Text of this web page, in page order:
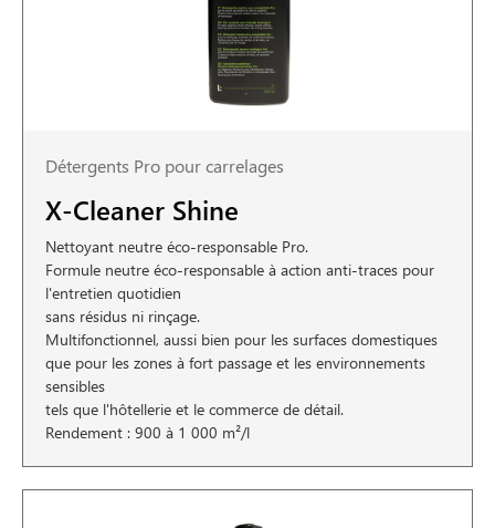
Détergents Pro pour carrelages
X-Cleaner Shine
Nettoyant neutre éco-responsable Pro.
Formule neutre éco-responsable à action anti-traces pour
l'entretien quotidien
sans résidus ni rinçage.
Multifonctionnel, aussi bien pour les surfaces domestiques
que pour les zones à fort passage et les environnements
sensibles
tels que l'hôtellerie et le commerce de détail.
Rendement : 900 à 1 000 m²/l